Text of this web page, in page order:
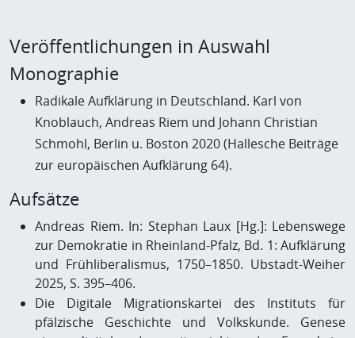
Veröffentlichungen in Auswahl
Monographie
Radikale Aufklärung in Deutschland. Karl von
Knoblauch, Andreas Riem und Johann Christian
Schmohl, Berlin u. Boston 2020 (Hallesche Beiträge
zur europäischen Aufklärung 64).
Aufsätze
Andreas Riem. In: Stephan Laux [Hg.]: Lebenswege
zur Demokratie in Rheinland-Pfalz, Bd. 1: Aufklärung
und Frühliberalismus, 1750–1850. Ubstadt-Weiher
2025, S. 395–406.
Die Digitale Migrationskartei des Instituts für
pfälzische Geschichte und Volkskunde. Genese